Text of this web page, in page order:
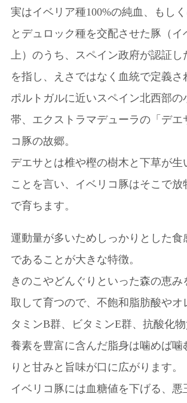
実はイベリア種100%の純血、もし
とデュロック種を交配させた豚（イ
上）のうち、スペイン政府が認証し
を指し、えさではなく血統で定義さ
ポルトガルに近いスペイン北西部の
帯、エクストラマデューラの「デエ
コ豚の故郷。
デエサとは椎や樫の樹木と下草が生
ことを言い、イベリコ豚はそこで放
で育ちます。
運動量が多いためしっかりとした食
であることが大きな特徴。
きのこやどんぐりといった森の恵み
取して育つので、不飽和脂肪酸やオ
タミンB群、ビタミンE群、抗酸化
養素を豊富に含んだ脂身は噛めば噛
りと甘みと旨味が口に広がります。
イベリコ豚には血糖値を下げる、悪